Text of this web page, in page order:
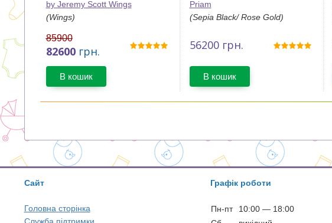
by Jeremy Scott Wings
(Wings)
85900
82600 грн.
В кошик
Priam
(Sepia Black/ Rose Gold)
56200грн.
В кошик
Сайт
Головна сторінка
Графік роботи
Пн-пт
10:00 — 18:00